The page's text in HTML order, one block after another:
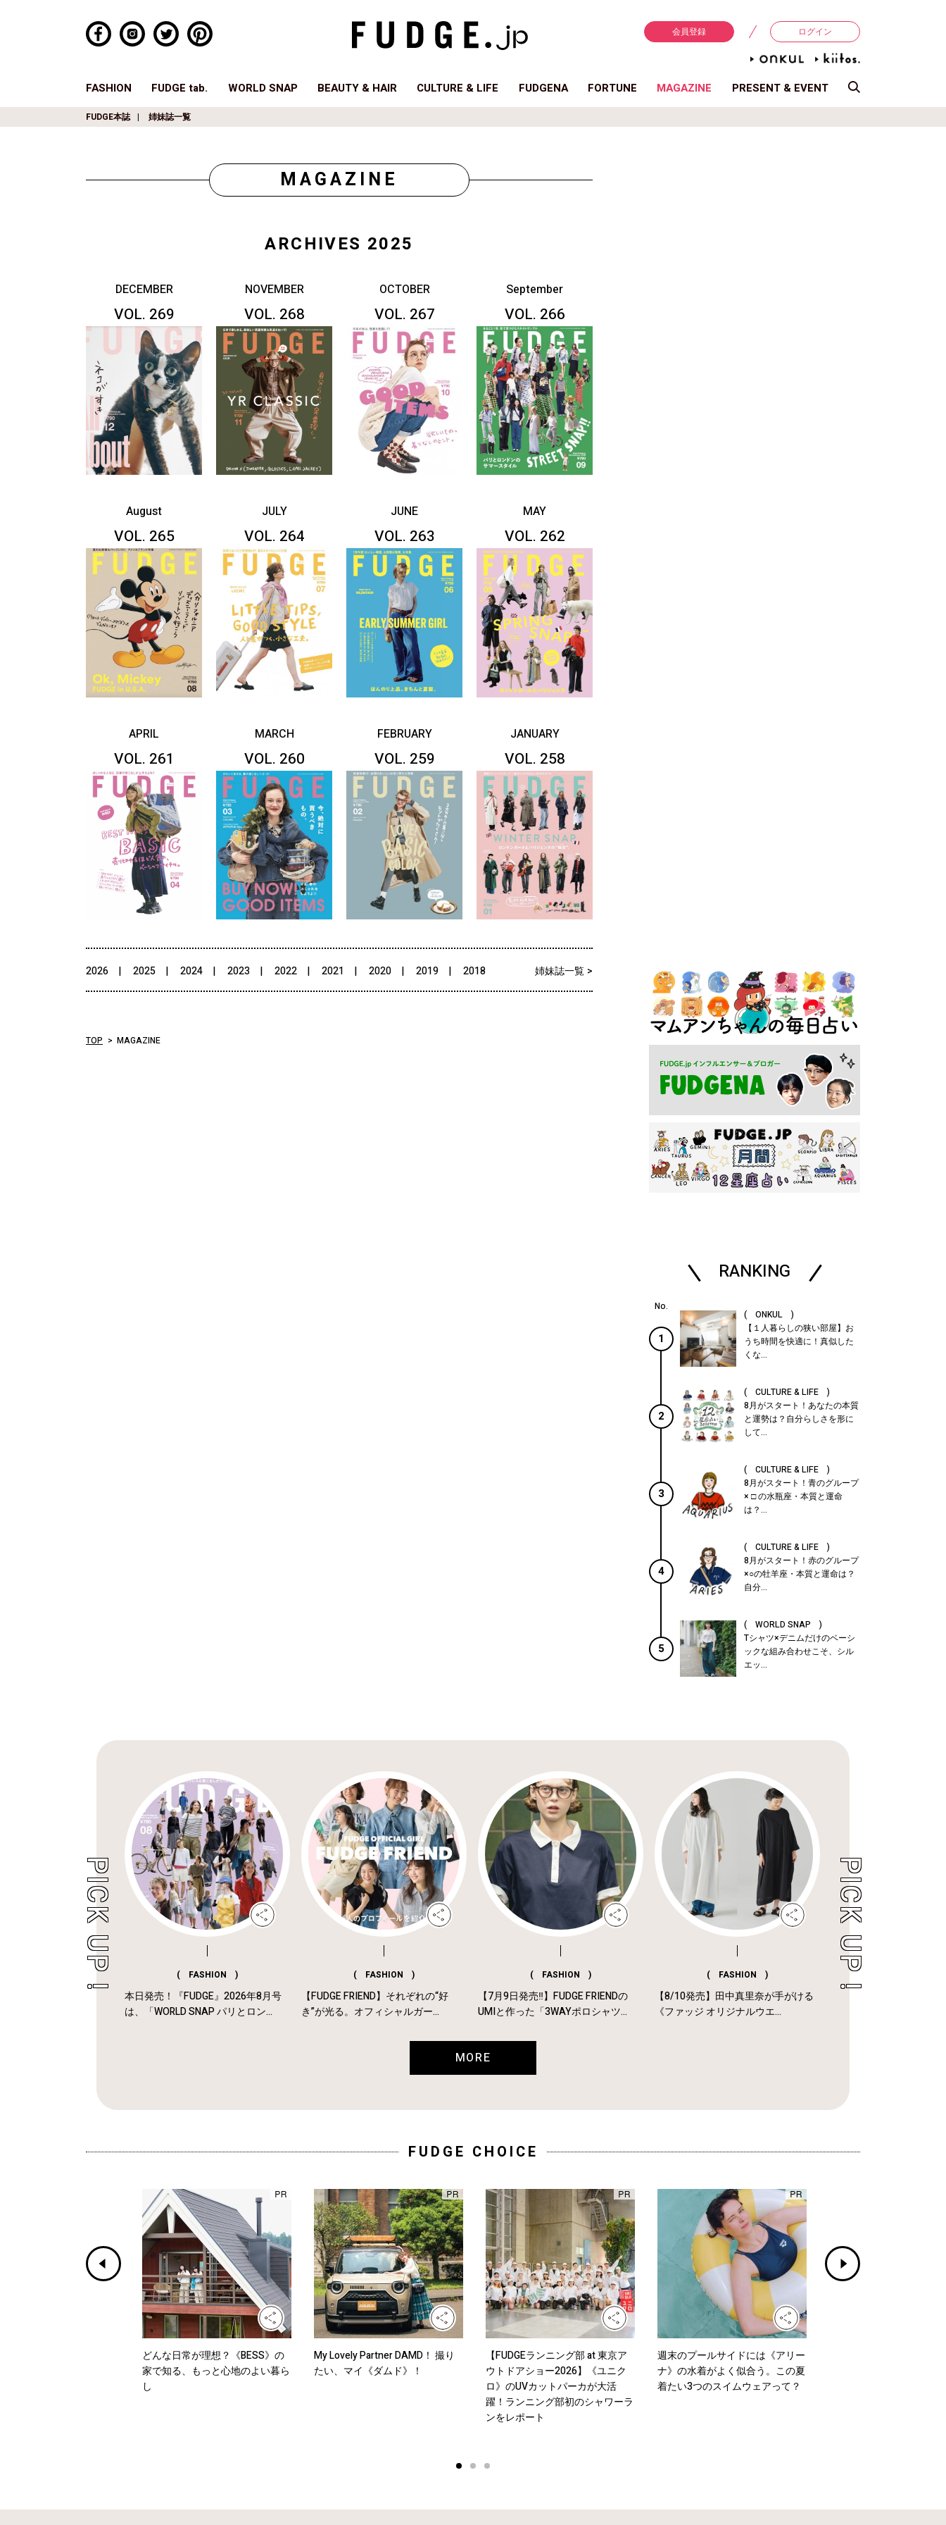
会員登録 ログイン
FASHION FUDGE tab. WORLD SNAP BEAUTY & HAIR CULTURE & LIFE FUDGENA FORTUNE MAGAZINE PRESENT & EVENT
FUDGE本誌 姉妹誌一覧
MAGAZINE
ARCHIVES 2025
DECEMBER
VOL. 269
NOVEMBER
VOL. 268
OCTOBER
VOL. 267
September
VOL. 266
August
VOL. 265
JULY
VOL. 264
JUNE
VOL. 263
MAY
VOL. 262
APRIL
VOL. 261
MARCH
VOL. 260
FEBRUARY
VOL. 259
JANUARY
VOL. 258
2026 2025 2024 2023 2022 2021 2020 2019 2018 姉妹誌一覧
TOP MAGAZINE
RANKING
1
( ONKUL )
【１人暮らしの狭い部屋】お
うち時間を快適に！真似した
くな...
2
( CULTURE & LIFE )
8月がスタート！あなたの本質
と運勢は？自分らしさを形に
して...
3
( CULTURE & LIFE )
8月がスタート！青のグループ
× □ の水瓶座・本質と運命
は？...
4
( CULTURE & LIFE )
8月がスタート！赤のグループ
×○の牡羊座・本質と運命は？
自分...
5
( WORLD SNAP )
Tシャツ×デニムだけのベーシ
ックな組み合わせこそ、シル
エッ...
( FASHION )
本日発売！『FUDGE』2026年8月号
は、「WORLD SNAP パリとロン...
( FASHION )
【FUDGE FRIEND】それぞれの“好
き”が光る。オフィシャルガー...
( FASHION )
【7月9日発売‼︎】FUDGE FRIENDの
UMIと作った「3WAYポロシャツ...
( FASHION )
【8/10発売】田中真里奈が手がける
《ファッジ オリジナルウエ...
MORE
FUDGE CHOICE
どんな日常が理想？《BESS》の
家で知る、もっと心地のよい暮ら
し
My Lovely Partner DAMD！ 撮り
たい、マイ《ダムド》！
【FUDGEランニング部 at 東京ア
ウトドアショー2026】《ユニク
ロ》のUVカットパーカが大活
躍！ランニング部初のシャワーラ
ンをレポート
週末のプールサイドには《アリー
ナ》の水着がよく似合う。この夏
着たい3つのスイムウェアって？